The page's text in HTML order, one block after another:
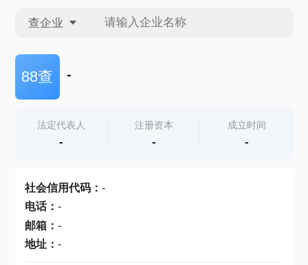
查企业
查企业
查产地
88查 -
法定代表人
-
注册资本
-
成立时间
-
社会信用代码： -
电话： -
邮箱： -
地址： -